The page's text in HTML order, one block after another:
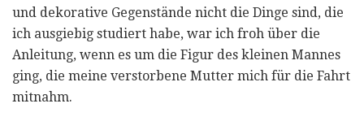
und dekorative Gegenstände nicht die Dinge sind, die
ich ausgiebig studiert habe, war ich froh über die
Anleitung, wenn es um die Figur des kleinen Mannes
ging, die meine verstorbene Mutter mich für die Fahrt
mitnahm.